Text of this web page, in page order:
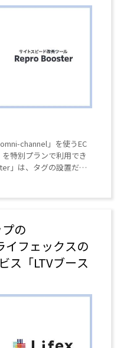
channel」を使うEC
特別プランで利用でき
」は、タグの設置だけ
速化するツール。
の
イフェックスの
ス「LTVブース